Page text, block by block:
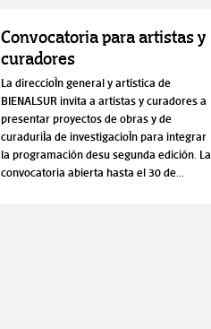
Convocatoria para artistas y
curadores
La direccioÌn general y artística de
BIENALSUR invita a artistas y curadores a
presentar proyectos de obras y de
curaduriÌa de investigacioÌn para integrar
la programación desu segunda edición. La
convocatoria abierta hasta el 30 de...